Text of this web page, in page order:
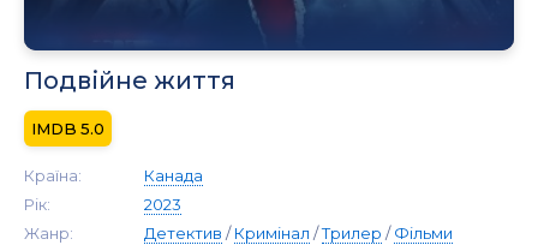
Подвійне життя
5.0
Країна:
Канада
Рік:
2023
Жанр:
Детектив /Кримінал /Трилер /Фільми